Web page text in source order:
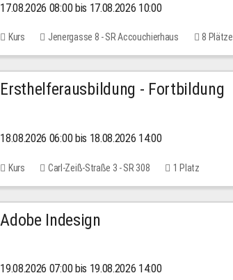
17.08.2026 08:00 bis 17.08.2026 10:00
Kurs Jenergasse 8 - SR Accouchierhaus 8 Plätze
Ersthelferausbildung - Fortbildung
18.08.2026 06:00 bis 18.08.2026 14:00
Kurs Carl-Zeiß-Straße 3 - SR 308 1 Platz
Adobe Indesign
19.08.2026 07:00 bis 19.08.2026 14:00